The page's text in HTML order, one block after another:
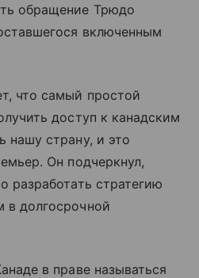
обращение Трюдо
включенным
что самый простой
доступ к канадским
нашу страну, и это
Он подчеркнул,
разработать стратегию
в долгосрочной
в праве называться